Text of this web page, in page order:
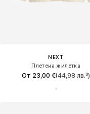
NEXT
Плетена жилетка
От 23,00 €(44,98 лв.³)